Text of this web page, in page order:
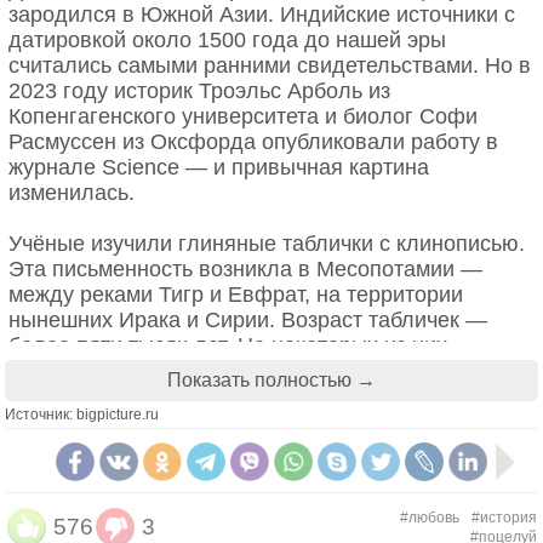
восторженное принятие всего, что происходит в
жизни). Человек amor fati не стремится ничего
стереть из своего прошлого, а скорее принимает
то, что произошло, – хорошее и плохое, ошибочное
и мудрое – с силой и всеобъемлющей
благодарностью, граничащей со своего рода
восторженным расположением.
Этот отказ от сожаления и ретуширования
прошлого провозглашается добродетелью на
многих этапах работы Ницше. В книге "Весёлая
наука", написанной в период больших личных
потрясений для философа, Ницше пишет: "Я хочу
вещах, как на прекрасное: так, буду я одним из тех,
кто делает вещи прекрасными. Amor fati: пусть это
никакой войны против безобразного. Я не хочу
обвинять, я даже не хочу обвинять обвинителей.
Отводить взор – таково да будет моё
единственное отрицание! А во всём вместе взятом
зародился в Южной Азии. Индийские источники с
датировкой около 1500 года до нашей эры
считались самыми ранними свидетельствами. Но в
2023 году историк Троэльс Арболь из
Копенгагенского университета и биолог Софи
Расмуссен из Оксфорда опубликовали работу в
журнале Science — и привычная картина
изменилась.
Учёные изучили глиняные таблички с клинописью.
Эта письменность возникла в Месопотамии —
между реками Тигр и Евфрат, на территории
нынешних Ирака и Сирии. Возраст табличек —
более пяти тысяч лет. На некоторых из них
нашлись описания поцелуев, датированные 2500
индийских источников.
Кто начал первым?
зародился в Южной Азии. Индийские источники с
Показать полностью →
Источник: bigpicture.ru
576 3 #любовь
#история
#поцелуй